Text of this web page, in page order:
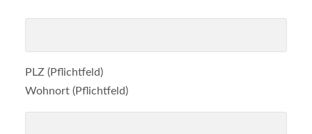
PLZ (Pflichtfeld)
Wohnort (Pflichtfeld)